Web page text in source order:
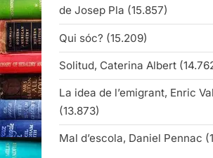
de Josep Pla (15.857)
Qui sóc? (15.209)
Solitud, Caterina Albert
La idea de l’emigrant, Enric
(13.873)
Mal d’escola, Daniel Pennac